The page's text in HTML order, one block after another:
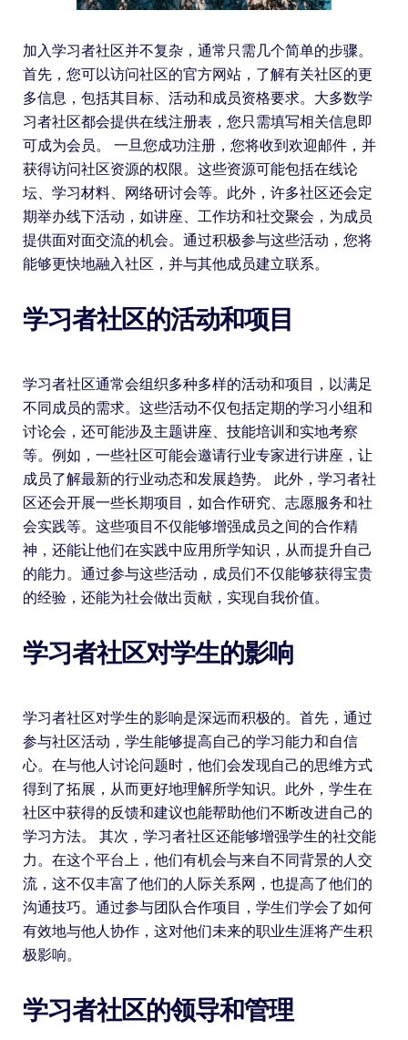
加入学习者社区并不复杂，通常只需几个简单的步骤。
首先，您可以访问社区的官方网站，了解有关社区的更
多信息，包括其目标、活动和成员资格要求。大多数学
习者社区都会提供在线注册表，您只需填写相关信息即
可成为会员。 一旦您成功注册，您将收到欢迎邮件，并
获得访问社区资源的权限。这些资源可能包括在线论
坛、学习材料、网络研讨会等。此外，许多社区还会定
期举办线下活动，如讲座、工作坊和社交聚会，为成员
提供面对面交流的机会。通过积极参与这些活动，您将
能够更快地融入社区，并与其他成员建立联系。
学习者社区的活动和项目
学习者社区通常会组织多种多样的活动和项目，以满足
不同成员的需求。这些活动不仅包括定期的学习小组和
讨论会，还可能涉及主题讲座、技能培训和实地考察
等。例如，一些社区可能会邀请行业专家进行讲座，让
成员了解最新的行业动态和发展趋势。 此外，学习者社
区还会开展一些长期项目，如合作研究、志愿服务和社
会实践等。这些项目不仅能够增强成员之间的合作精
神，还能让他们在实践中应用所学知识，从而提升自己
的能力。通过参与这些活动，成员们不仅能够获得宝贵
的经验，还能为社会做出贡献，实现自我价值。
学习者社区对学生的影响
学习者社区对学生的影响是深远而积极的。首先，通过
参与社区活动，学生能够提高自己的学习能力和自信
心。在与他人讨论问题时，他们会发现自己的思维方式
得到了拓展，从而更好地理解所学知识。此外，学生在
社区中获得的反馈和建议也能帮助他们不断改进自己的
学习方法。 其次，学习者社区还能够增强学生的社交能
力。在这个平台上，他们有机会与来自不同背景的人交
流，这不仅丰富了他们的人际关系网，也提高了他们的
沟通技巧。通过参与团队合作项目，学生们学会了如何
有效地与他人协作，这对他们未来的职业生涯将产生积
极影响。
学习者社区的领导和管理